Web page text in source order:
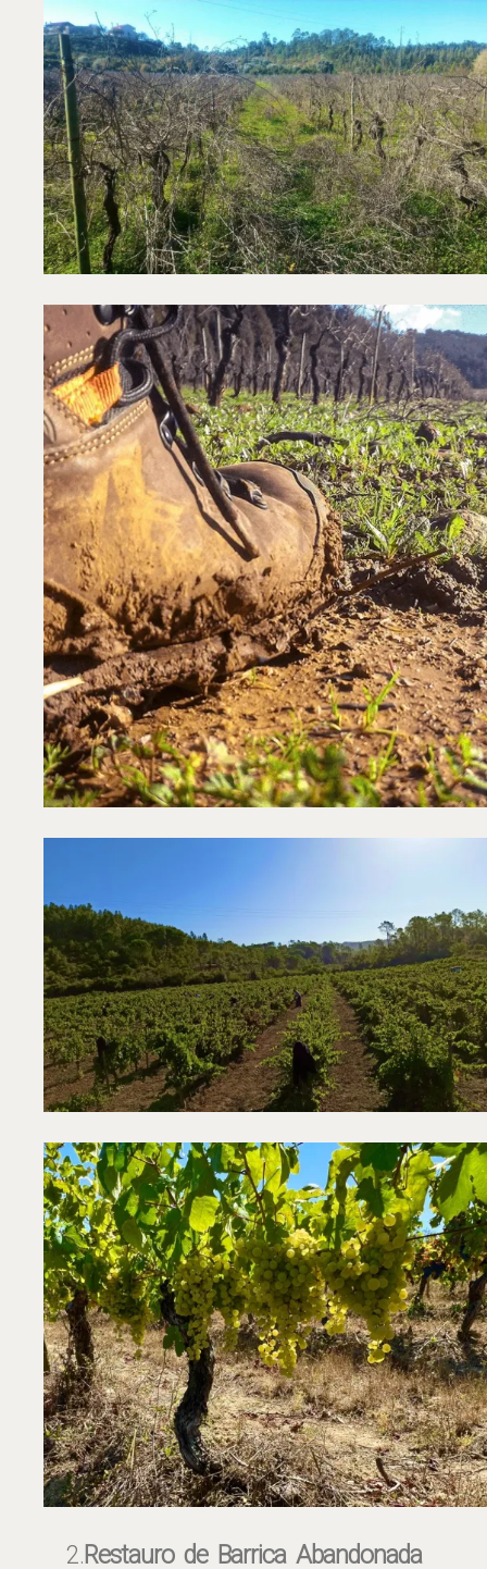
2.Restauro de Barrica Abandonada